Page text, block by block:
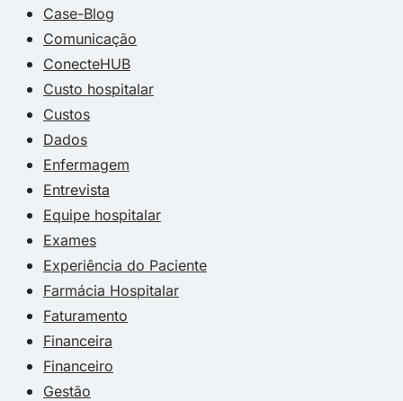
Case-Blog
Comunicação
ConecteHUB
Custo hospitalar
Custos
Dados
Enfermagem
Entrevista
Equipe hospitalar
Exames
Experiência do Paciente
Farmácia Hospitalar
Faturamento
Financeira
Financeiro
Gestão